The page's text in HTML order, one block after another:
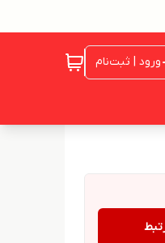
ورود | ثبت‌نام